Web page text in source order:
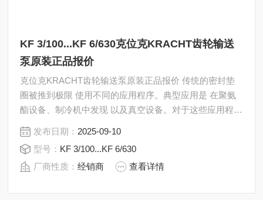
KF 3/100...KF 6/630克位克KRACHT齿轮输送
泵原装正品报价
克位克KRACHT齿轮输送泵原装正品报价 传统的密封垫
圈被推到极限 使用不同的应用程序。典型应用是 在聚氨
酯设备、制冷机中发现 以及真空设备。对于这些应用程
序，您有 为KF 3/100…KF 6/630配备
发布日期： 2025-09-10
型号： KF 3/100...KF 6/630
厂商性质：经销商 查看详情